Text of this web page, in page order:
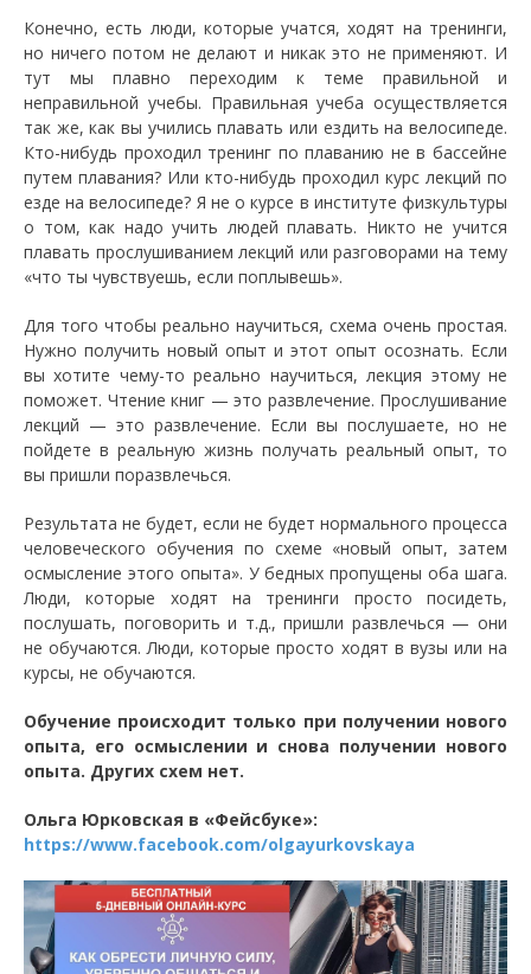
Конечно, есть люди, которые учатся, ходят на тренинги,
но ничего потом не делают и никак это не применяют. И
тут мы плавно переходим к теме правильной и
неправильной учебы. Правильная учеба осуществляется
так же, как вы учились плавать или ездить на велосипеде.
Кто-нибудь проходил тренинг по плаванию не в бассейне
путем плавания? Или кто-нибудь проходил курс лекций по
езде на велосипеде? Я не о курсе в институте физкультуры
о том, как надо учить людей плавать. Никто не учится
плавать прослушиванием лекций или разговорами на тему
«что ты чувствуешь, если поплывешь».
Для того чтобы реально научиться, схема очень простая.
Нужно получить новый опыт и этот опыт осознать. Если
вы хотите чему-то реально научиться, лекция этому не
поможет. Чтение книг — это развлечение. Прослушивание
лекций — это развлечение. Если вы послушаете, но не
пойдете в реальную жизнь получать реальный опыт, то
вы пришли поразвлечься.
Результата не будет, если не будет нормального процесса
человеческого обучения по схеме «новый опыт, затем
осмысление этого опыта». У бедных пропущены оба шага.
Люди, которые ходят на тренинги просто посидеть,
послушать, поговорить и т.д., пришли развлечься — они
не обучаются. Люди, которые просто ходят в вузы или на
курсы, не обучаются.
Обучение происходит только при получении нового
опыта, его осмыслении и снова получении нового
опыта. Других схем нет.
Ольга Юрковская в «Фейсбуке»:
https://www.facebook.com/olgayurkovskaya